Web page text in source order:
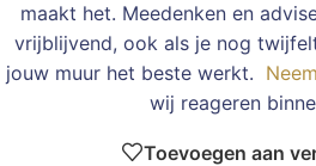
maakt het. Meedenken en
vrijblijvend, ook als je nog
jouw muur het beste werkt.
wij reageren
Toevoegen aan